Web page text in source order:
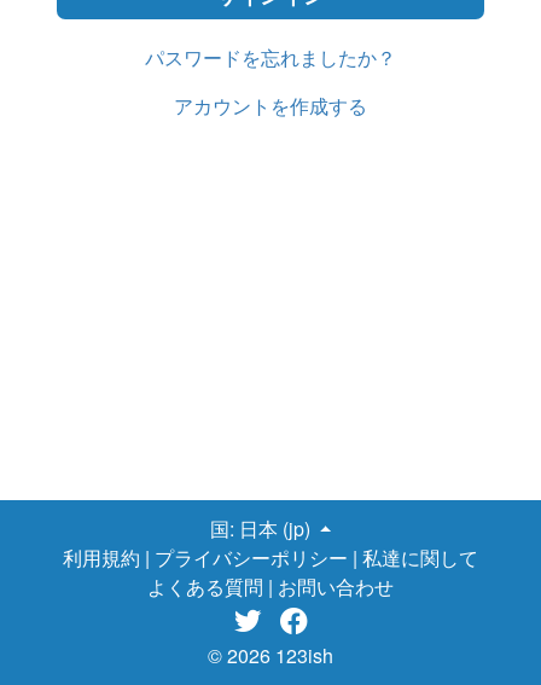
パスワードを忘れましたか？
アカウントを作成する
国: 日本 (jp)
利用規約 | プライバシーポリシー | 私達に関して
よくある質問 | お問い合わせ
 
© 2026 123ish